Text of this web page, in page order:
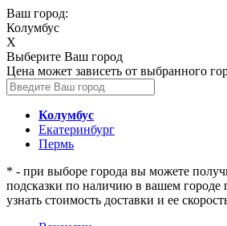
Ваш город:
Колумбус
X
Выберите Ваш город
Цена может зависеть от выбранного
Колумбус
Екатеринбург
Пермь
* - при выборе города вы можете
подсказки по наличию в вашем городе
узнать стоимость доставки и ее